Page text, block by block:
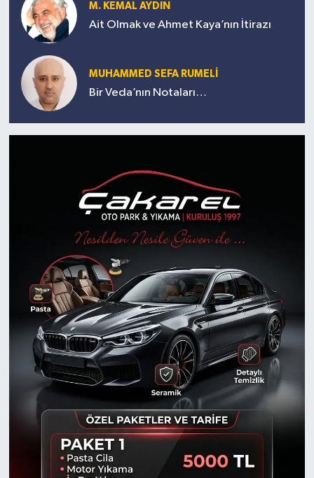
M. KEMAL AYDIN
Ait Olmak ve Ahmet Kaya’nın İtirazı
MUHAMMED SEFA RUMELİ
Bir Veda’nın Notaları…